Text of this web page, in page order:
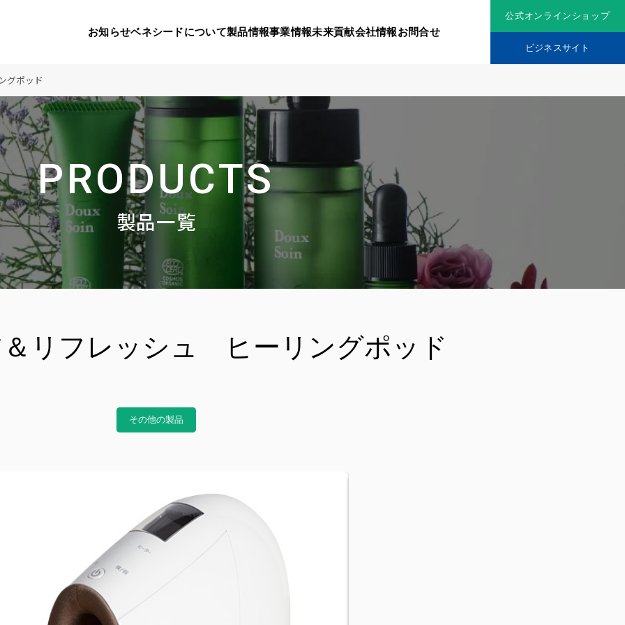
お知らせ
ベネシードについて
製品情報
事業情報
会社情報
ブランドサイト
個人情報保護方針
個人情報の取り扱いについて
お知らせベネシードについて製品情報事業情報未来貢献会社情報お問合せ
公式オンラインショップ
ビジネスサイト
代表挨拶 会社概要
顧問 ベネシードの研究機関
コンプライアンス行動指針
カスタマーハラスメントに
対する行動指針
国内の社会貢献活動
メディアパートナーシップ ボランティア保険
9つのオリジナル原料
製品のご購入について 豊富な製品を展開
グポッド
PRODUCTS
製品一覧
リフレッシュ ヒーリングポッド
その他の製品